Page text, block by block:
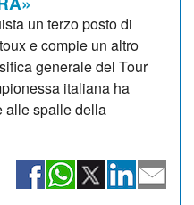
un terzo posto di
e compie un altro
generale del Tour
italiana ha
alle spalle della